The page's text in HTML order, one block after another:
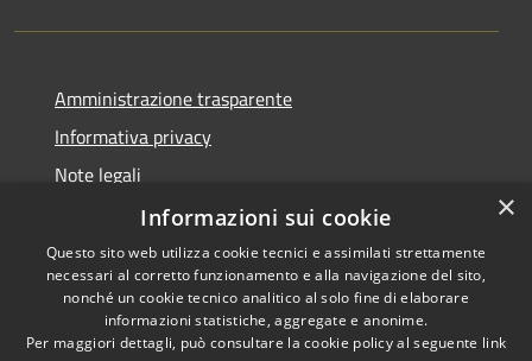
Amministrazione trasparente
Informativa privacy
Note legali
Dichiarazione di accessibilità
RSS
Copyright © 2026 • Comune di
×
Informazioni sui cookie
Questo sito web utilizza cookie tecnici e assimilati strettamente
necessari al corretto funzionamento e alla navigazione del sito,
nonché un cookie tecnico analitico al solo fine di elaborare
informazioni statistiche, aggregate e anonime.
Per maggiori dettagli, può consultare la cookie policy al seguente link